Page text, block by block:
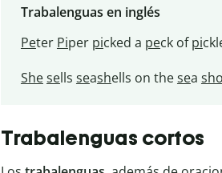
Trabalenguas en inglés
Peter Piper picked a peck ofpi
Shesells seashells on thesea sho
Trabalenguas cortos